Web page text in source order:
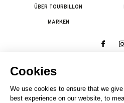
ÜBER TOURBILLON
MARKEN